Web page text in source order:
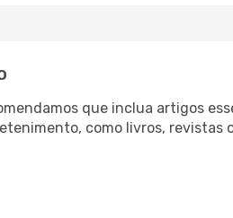
que inclua artigos
como livros, revistas